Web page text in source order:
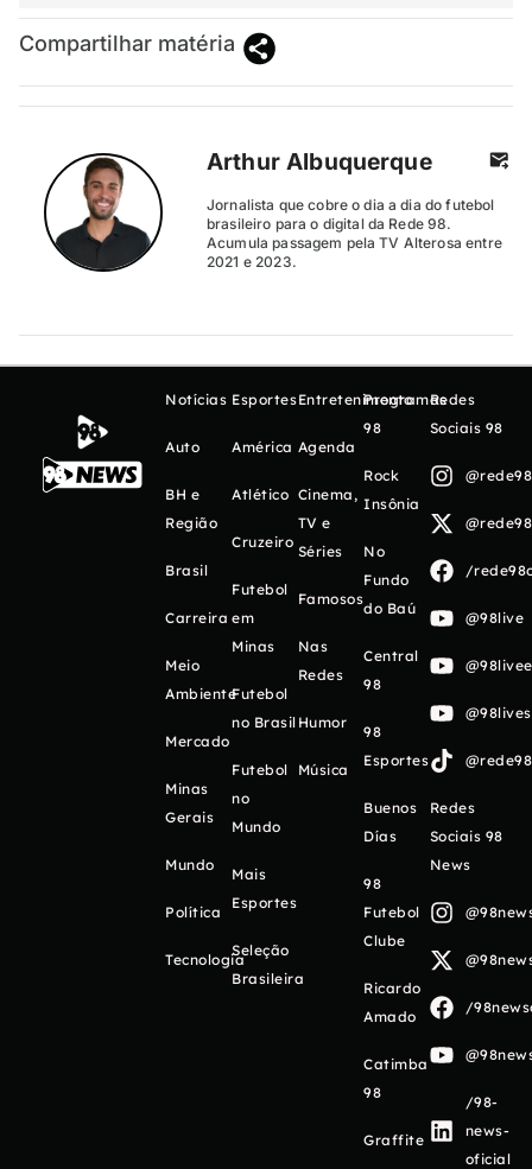
Compartilhar matéria
Arthur Albuquerque
Jornalista que cobre o dia a dia do futebol
brasileiro para o digital da Rede 98.
Acumula passagem pela TV Alterosa entre
2021 e 2023.
Notícias
Auto
BH e
Região
Brasil
Carreira
Meio
Ambiente
Mercado
Minas
Gerais
Mundo
Política
Tecnologia
Esportes
América
Atlético
Cruzeiro
Futebol
em
Minas
Futebol
no Brasil
Futebol
no
Mundo
Mais
Esportes
Seleção
Brasileira
Entretenimento
Agenda
Cinema,
TV e
Séries
Famosos
Nas
Redes
Humor
Música
Programas
98
Rock
Insônia
No
Fundo
do Baú
Central
98
98
Esportes
Buenos
Días
98
Futebol
Clube
Ricardo
Amado
Catimba
98
Graffite
Redes
Sociais 98
/
@98live
Redes
Sociais 98
News
/
/98-
news-
oficial